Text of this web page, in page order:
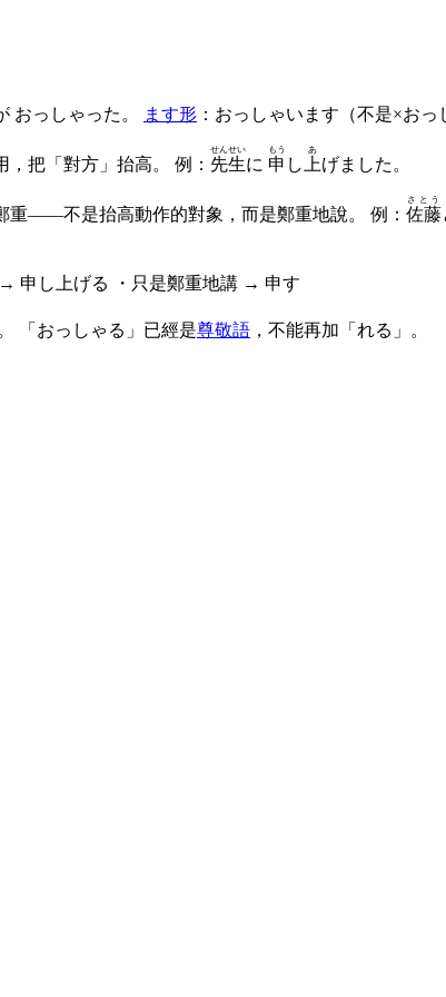
おっしゃった。 ます形 ：おっしゃいます（不是×おっ
把「對方」抬高。 例： 先生
せんせい
に 申
もう
し 上
あ
げました。
重——不是抬高動作的對象，而是鄭重地說。 例： 佐藤
さとう
申し上げる ・只是鄭重地講 → 申す
「おっしゃる」已經是尊敬語 ，不能再加「れる」。